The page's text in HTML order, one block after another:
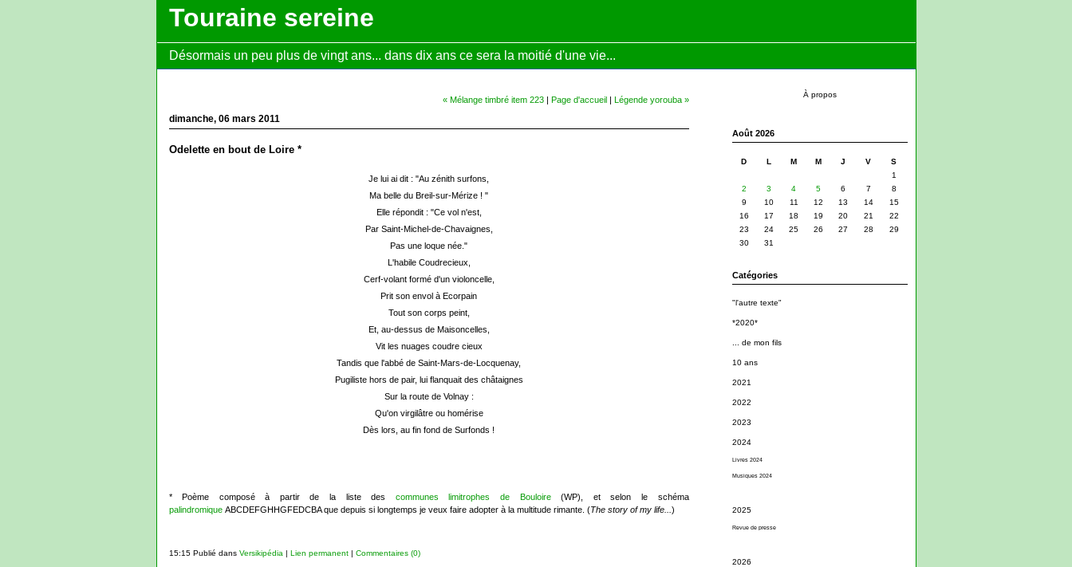
Touraine sereine
Désormais un peu plus de vingt ans... dans dix ans ce sera la moitié d'une vie...
À propos
Août 2026
D L M M J V
S
1
2
3 4 5 6 7
8
9
10 11 12 13 14
15
16
17 18 19 20 21
22
23
24 25 26 27 28
29
30
31
Catégories
"l'autre texte"
*2020*
... de mon fils
10 ans
2021
2022
2023
2024
Livres 2024
Musiques 2024
2025
Revue de presse
2026
« Mélange timbré item 223| Page d'accueil| Légende yorouba »
dimanche, 06 mars 2011
Odelette en bout de Loire *
Je lui ai dit : "Au zénith surfons,
Ma belle du Breil-sur-Mérize ! "
Elle répondit : "Ce vol n'est,
Par Saint-Michel-de-Chavaignes,
Pas une loque née."
L'habile Coudrecieux,
Cerf-volant formé d'un violoncelle,
Prit son envol à Ecorpain
Tout son corps peint,
Et, au-dessus de Maisoncelles,
Vit les nuages coudre cieux
Tandis que l'abbé de Saint-Mars-de-Locquenay,
Pugiliste hors de pair, lui flanquait des châtaignes
Sur la route de Volnay :
Qu'on virgilâtre ou homérise
Dès lors, au fin fond de Surfonds !
* Poème composé à partir de la liste des communes limitrophes de Bouloire(WP), et selon le schéma
palindromiqueABCDEFGHHGFEDCBA que depuis si longtemps je veux faire adopter à la multitude rimante. (The story of my life... )
15:15 Publié dans Versikipédia | Lien permanent| Commentaires (0)